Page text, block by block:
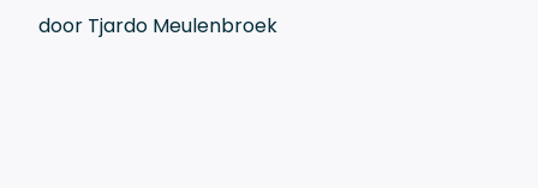
door Tjardo Meulenbroek